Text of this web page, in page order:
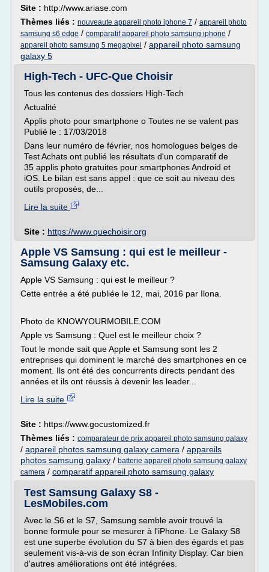
Site : http://www.ariase.com
Thèmes liés : nouveaute appareil photo iphone 7 / appareil photo
samsung s6 edge / comparatif appareil photo samsung iphone /
appareil photo samsung 5 megapixel / appareil photo samsung
galaxy 5
High-Tech - UFC-Que Choisir
Tous les contenus des dossiers High-Tech
Actualité
Applis photo pour smartphone o Toutes ne se valent pas
Publié le : 17/03/2018
Dans leur numéro de février, nos homologues belges de
Test Achats ont publié les résultats d'un comparatif de
35 applis photo gratuites pour smartphones Android et
iOS. Le bilan est sans appel : que ce soit au niveau des
outils proposés, de...
Lire la suite
Site : https://www.quechoisir.org
Apple VS Samsung : qui est le meilleur -
Samsung Galaxy etc.
Apple VS Samsung : qui est le meilleur ?
Cette entrée a été publiée le 12, mai, 2016 par Ilona.
Photo de KNOWYOURMOBILE.COM
Apple vs Samsung : Quel est le meilleur choix ?
Tout le monde sait que Apple et Samsung sont les 2
entreprises qui dominent le marché des smartphones en ce
moment. Ils ont été des concurrents directs pendant des
années et ils ont réussis à devenir les leader...
Lire la suite
Site : https://www.gocustomized.fr
Thèmes liés : comparateur de prix appareil photo samsung galaxy
/ appareil photos samsung galaxy camera / appareils
photos samsung galaxy / batterie appareil photo samsung galaxy
camera / comparatif appareil photo samsung galaxy
Test Samsung Galaxy S8 -
LesMobiles.com
Avec le S6 et le S7, Samsung semble avoir trouvé la
bonne formule pour se mesurer à l'iPhone. Le Galaxy S8
est une superbe évolution du S7 à bien des égards et pas
seulement vis-à-vis de son écran Infinity Display. Car bien
d'autres améliorations ont été intégrées.